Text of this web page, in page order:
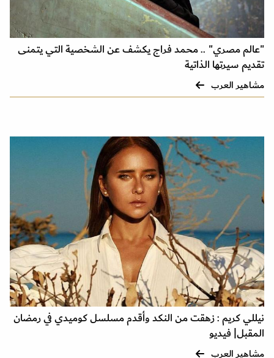
"عالم مصري" .. محمد فراج يكشف عن الشخصية التي يتمنى
تقديم سيرتها الذاتية
مشاهير العرب
نيللي كريم : زهقت من النكد وأقدم مسلسل كوميدي في رمضان
المقبل| فيديو
مشاهير العرب